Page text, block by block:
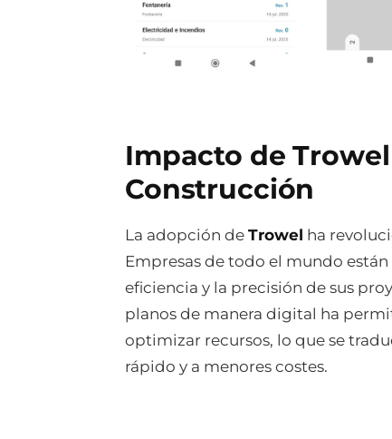
Impacto de
Construcción
La adopción de Trowel ha
Empresas de todo el mundo
eficiencia y la precisión de sus
planos de manera digital ha
optimizar recursos, lo que se
rápido y a menores costes.